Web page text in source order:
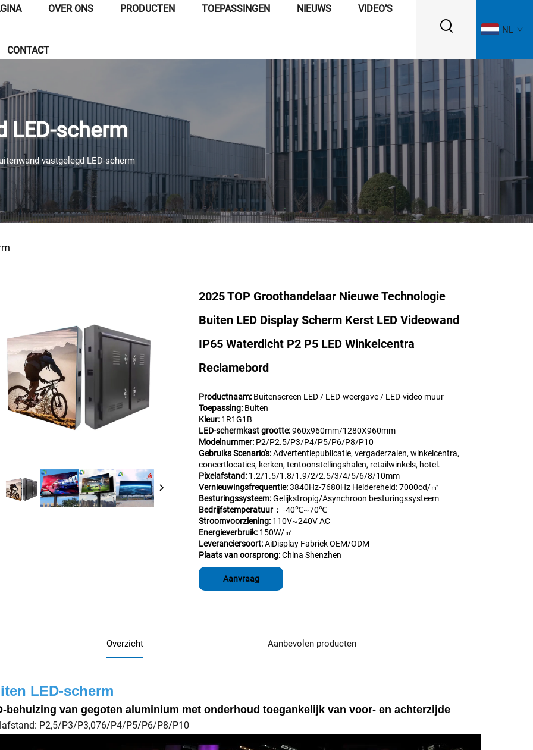
OVER ONS PRODUCTEN TOEPASSINGEN NIEUWS VIDEO’S
CONTACT
NL
LED-scherm
vastgelegd LED-scherm
2025 TOP Groothandelaar Nieuwe Technologie
Buiten LED Display Scherm Kerst LED Videowand
IP65 Waterdicht P2 P5 LED Winkelcentra
Reclamebord
Productnaam: Buitenscreen LED / LED-weergave / LED-video muur
Toepassing: Buiten
Kleur: 1R1G1B
LED-schermkast grootte:960x960mm/1280X960mm
Modelnummer: P2/P2.5/P3/P4/P5/P6/P8/P10
Gebruiks Scenario's:Advertentiepublicatie, vergaderzalen, winkelcentra,
concertlocaties, kerken, tentoonstellingshalen, retailwinkels, hotel.
Pixelafstand: 1.2/1.5/1.8/1.9/2/2.5/3/4/5/6/8/10mm
Vernieuwingsfrequentie:3840Hz-7680Hz Heldereheid: 7000cd/㎡
Besturingssysteem:Gelijkstropig/Asynchroon besturingssysteem
Bedrijfstemperatuur： -40℃~70℃
Stroomvoorziening: 110V~240V AC
Energieverbruik: 150W/㎡
Leveranciersoort:AiDisplay Fabriek OEM/ODM
Plaats van oorsprong:China Shenzhen
Aanvraag
Overzicht Aanbevolen producten
LED-scherm
behuizing van gegoten aluminium met onderhoud toegankelijk van voor- en achterzijde
P2,5/P3/P3,076/P4/P5/P6/P8/P10